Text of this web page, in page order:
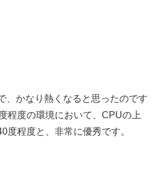
、かなり熱くなると思ったのです
程度の環境において、CPUの上
度程度と、非常に優秀です。